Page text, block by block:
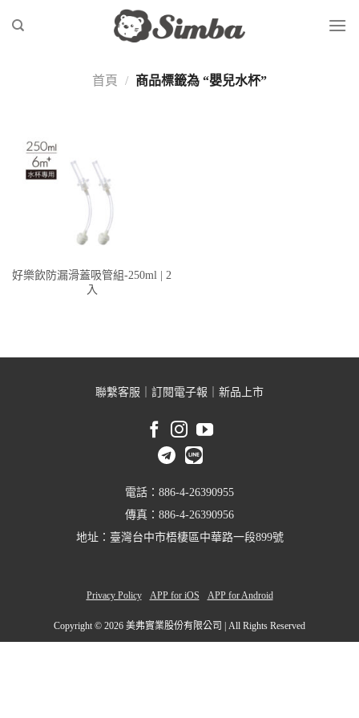
首頁 / 商品標籤為 “嬰兒水杯”
好樂飲防漏滑蓋吸管組-250ml | 2
入
聯繫客服 訂閱電子報 新品上市
電話：886-4-26390955
傳真：886-4-26390956
地址：臺灣台中市梧棲區中華路一段899號
Privacy Policy APP for iOS APP for Android
Copyright © 2026 美弗實業股份有限公司 | All Rights Reserved